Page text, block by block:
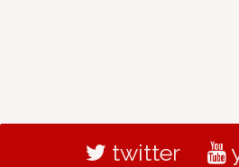
twitter